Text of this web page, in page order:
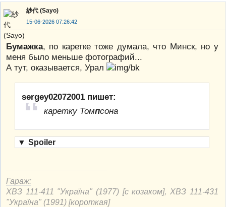
紗代 (Sayo)
15-06-2026 07:26:42
Бумажка, по каретке тоже думала, что Минск, но у
меня было меньше фотографий...
А тут, оказывается, Урал
sergey02072001 пишет:
каретку Томпсона
▼ Spoiler
Гараж:
ХВЗ 111-411 "Україна" (1977) [с козаком], ХВЗ 111-431
"Україна" (1991) [короткая]